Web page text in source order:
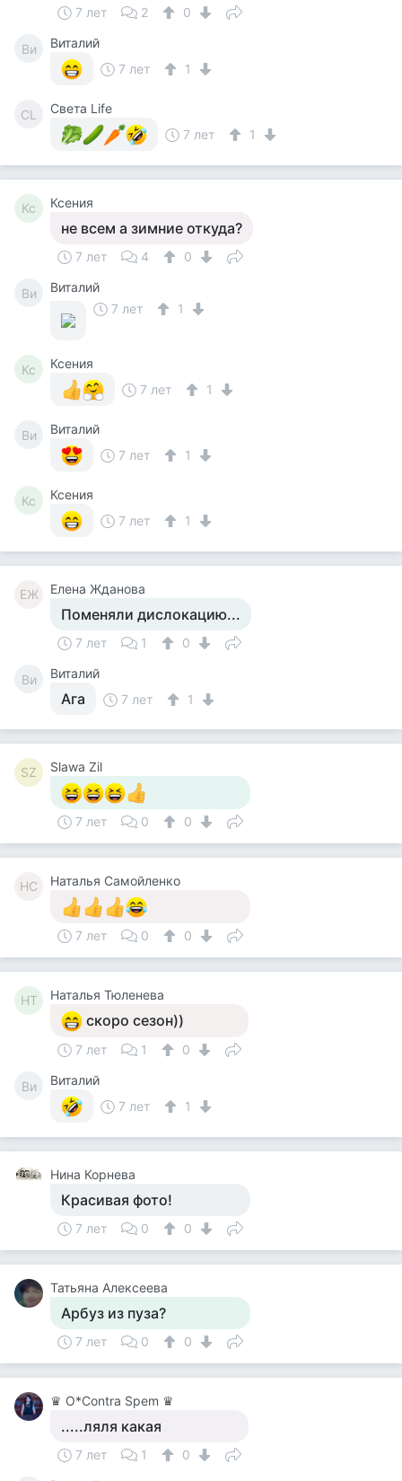
7 лет 2 0
Ви
Виталий
7 лет
1
СL
Света Life
7 лет
1
Кс Ксения
не всем а зимние откуда?
7 лет 4 0
Ви
Виталий
7 лет
1
Кс
Ксения
7 лет
1
Ви
Виталий
7 лет
1
Кс
Ксения
7 лет
1
ЕЖ Елена Жданова
Поменяли дислокацию...
7 лет 1 0
Ви Виталий
Ага 7 лет 1
SZ Slawa Zil
7 лет 0 0
НС Наталья Самойленко
7 лет 0 0
НТ Наталья Тюленева
скоро сезон))
7 лет 1 0
Ви
Виталий
7 лет
1
Нина Корнева
Красивая фото!
7 лет 0 0
Татьяна Алексеева
Арбуз из пуза?
7 лет 0 0
♛ О*Contra Spem ♛
.....ляля какая
7 лет 1 0